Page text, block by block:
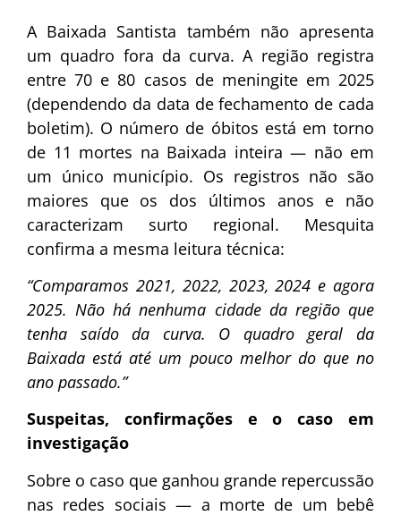
A Baixada Santista também não apresenta
um quadro fora da curva. A região registra
entre 70 e 80 casos de meningite em 2025
(dependendo da data de fechamento de cada
boletim). O número de óbitos está em torno
de 11 mortes na Baixada inteira — não em
um único município. Os registros não são
maiores que os dos últimos anos e não
caracterizam surto regional. Mesquita
confirma a mesma leitura técnica:
“Comparamos 2021, 2022, 2023, 2024 e agora
2025. Não há nenhuma cidade da região que
tenha saído da curva. O quadro geral da
Baixada está até um pouco melhor do que no
ano passado.”
Suspeitas, confirmações e o caso em
investigação
Sobre o caso que ganhou grande repercussão
nas redes sociais — a morte de um bebê